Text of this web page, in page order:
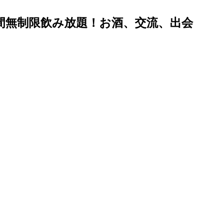
制限飲み放題！お酒、交流、出会